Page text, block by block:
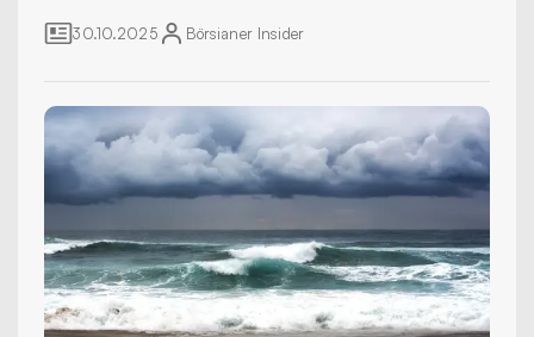
30.10.2025 Börsianer Insider